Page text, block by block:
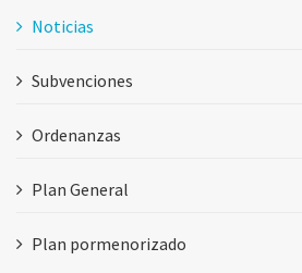
Noticias
Subvenciones
Ordenanzas
Plan General
Plan pormenorizado